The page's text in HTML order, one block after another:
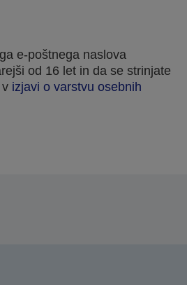
e-poštnega naslova
od 16 let in da se strinjate
izjavi o varstvu osebnih